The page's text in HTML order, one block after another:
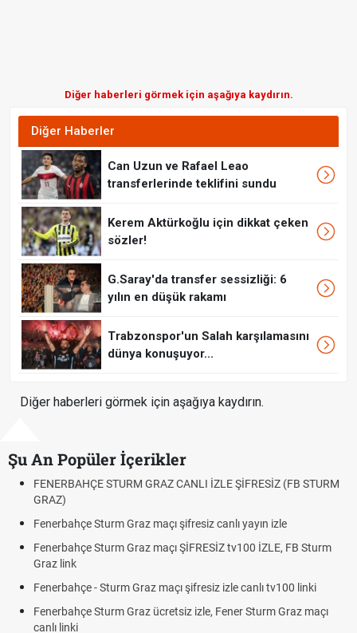
Diğer haberleri görmek için aşağıya kaydırın.
Diğer Haberler
Can Uzun ve Rafael Leao
transferlerinde teklifini sundu
Kerem Aktürkoğlu için dikkat çeken
sözler!
G.Saray'da transfer sessizliği: 6
yılın en düşük rakamı
Trabzonspor'un Salah karşılamasını
dünya konuşuyor...
Diğer haberleri görmek için aşağıya kaydırın.
Şu An Popüler İçerikler
(FB STURM
yayın izle
İZLE, FB Sturm
canlı tv100 linki
Sturm Graz maçı
Fındık Fiyatı Açıklandı mı? 2026 TMO
Altın Yükselecek mi, Yükselir mi? Altın
Beklentiler
Rövanşı Saat Kaçta, Hangi Kanalda?